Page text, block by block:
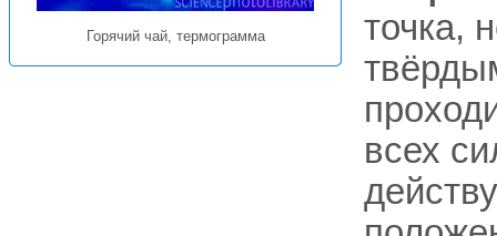
Горячий чай, термограмма
точка,
всех